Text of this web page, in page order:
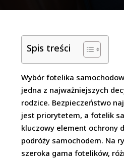
Spis treści
Wybór fotelika
jedna z najważniejszych
rodzice. Bezpieczeństwo
jest priorytetem, a fotelik
kluczowy element ochrony
podróży samochodem. Na
szeroka gama fotelików,